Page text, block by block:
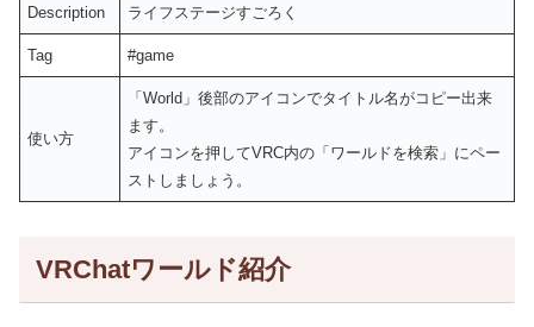
Description ライフステージすごろく
Tag #game
使い方
「World」後部のアイコンでタイトル名がコピー出来
ます。
アイコンを押してVRC内の「ワールドを検索」にペー
ストしましょう。
VRChatワールド紹介